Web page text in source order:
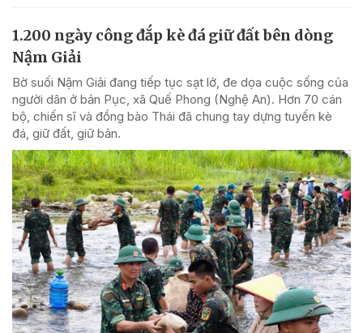
1.200 ngày công đắp kè đá giữ đất bên dòng
Nậm Giải
Bờ suối Nậm Giải đang tiếp tục sạt lở, đe dọa cuộc sống của
người dân ở bản Pục, xã Quế Phong (Nghệ An). Hơn 70 cán
bộ, chiến sĩ và đồng bào Thái đã chung tay dựng tuyến kè
đá, giữ đất, giữ bản.